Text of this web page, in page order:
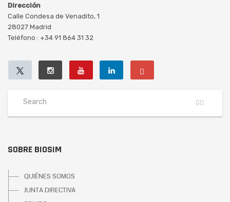
Dirección
Calle Condesa de Venadito, 1
28027 Madrid
Teléfono : +34 91 864 31 32
SOBRE BIOSIM
QUIÉNES SOMOS
JUNTA DIRECTIVA